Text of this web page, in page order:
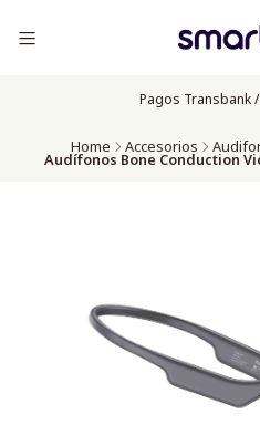
Pagos Transbank
Home Accesorios
Audífonos Bone Conduction